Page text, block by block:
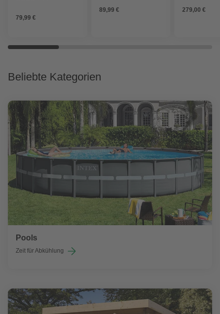
79,99 €
89,99 €
279,00 €
Beliebte Kategorien
Pools
Zeit für Abkühlung